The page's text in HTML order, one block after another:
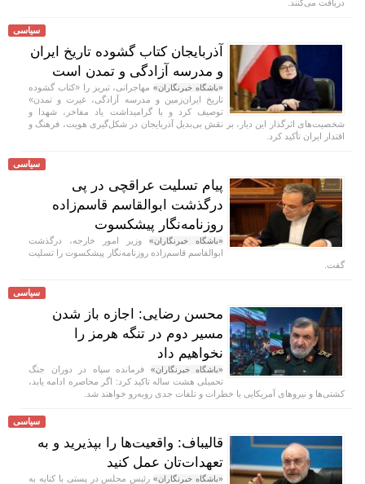
دریافت می‌کنند.
سیاسی
آذربایجان کتاب گشوده تاریخ ایران
و مدرسه آزادگی و تمدن است
«باشگاه خبرنگاران»مهاجرانی، تبریز را «کتاب گشوده
تاریخ ایران‌زمین و مدرسه آزادگی، غیرت و تمدن»
توصیف کرد و با گرامیداشت یاد مفاخر، شهدا و
شخصیت‌های اثرگذار این دیار، بر نقش بی‌بدیل آذربایجان در شکل‌گیری هویت، فرهنگ و
اقتدار ایران تأکید کرد.
سیاسی
پیام تسلیت عراقچی در پی
درگذشت ابوالقاسم قاسم‌زاده
روزنامه‌نگار پیشکسوت
«باشگاه خبرنگاران» وزیر امور خارجه، درگذشت
ابوالقاسم قاسم‌زاده روزنامه‌نگار پیشکسوت را تسلیت
گفت.
سیاسی
محسن رضایی: اجازه باز شدن
مسیر دوم در تنگه هرمز را
نخواهیم داد
«باشگاه خبرنگاران» فرمانده سپاه در دوران جنگ
تحمیلی هشت ساله تاکید کرد: اگر محاصره ادامه یابد،
کشتی‌ها و نیرو‌های آمریکایی با خطرات و تلفات جدی رو‌به‌رو خواهند شد.
سیاسی
قالیباف: واقعیت‌ها را بپذیرید و به
تعهدات‌تان عمل کنید
«باشگاه خبرنگاران»رئیس مجلس در پستی با کنایه به